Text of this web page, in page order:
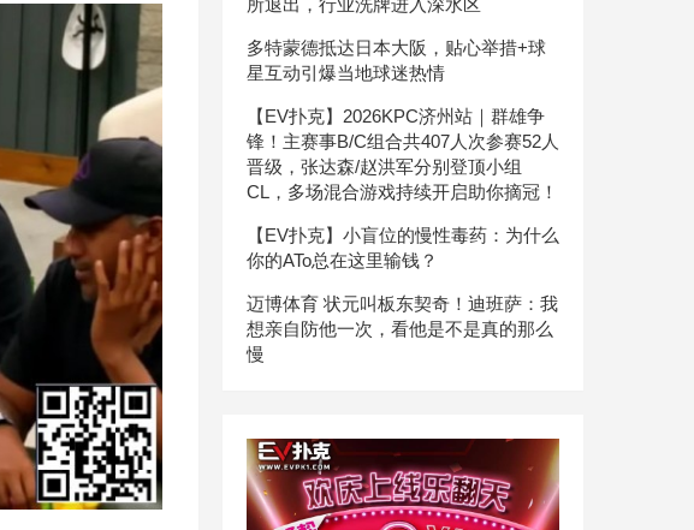
所退出，行业洗牌进入深水区
多特蒙德抵达日本大阪，贴心举措+球
星互动引爆当地球迷热情
【EV扑克】2026KPC济州站｜群雄争
锋！主赛事B/C组合共407人次参赛52人
晋级，张达森/赵洪军分别登顶小组
CL，多场混合游戏持续开启助你摘冠！
【EV扑克】小盲位的慢性毒药：为什么
你的ATo总在这里输钱？
迈博体育 状元叫板东契奇！迪班萨：我
想亲自防他一次，看他是不是真的那么
慢